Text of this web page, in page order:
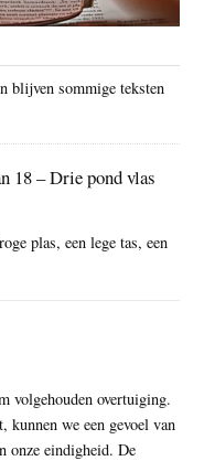
blijven sommige teksten
18 – Drie pond vlas
plas, een lege tas, een
volgehouden overtuiging.
we een gevoel van
onze eindigheid. De